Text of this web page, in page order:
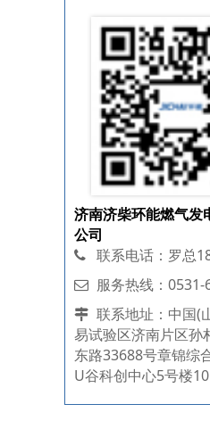
济南济柴环能燃气发
公司
联系电话：罗总
服务热线：
联系地址：中国(
易试验区济南片区孙
东路33688号章锦综
U谷科创中心5号楼